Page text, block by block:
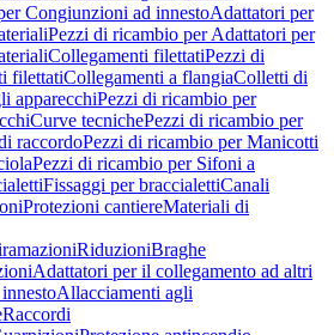
Congiunzioni ad innestoAdattatori per
Pezzi di ricambio per Adattatori per
Collegamenti filettatiPezzi di
filettatiCollegamenti a flangiaColletti di
apparecchiPezzi di ricambio per
Curve tecnichePezzi di ricambio per
raccordoPezzi di ricambio per Manicotti
Pezzi di ricambio per Sifoni a
Fissaggi per braccialettiCanali
Protezioni cantiereMateriali di
RiduzioniBraghe
Adattatori per il collegamento ad altri
Allacciamenti agli
Raccordi